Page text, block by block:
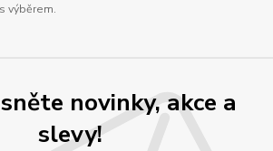
výběrem.
novinky, akce a
slevy!